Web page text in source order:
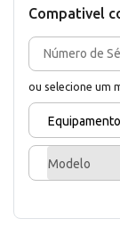
Compativel
ou selecione um
Equipamento
Modelo